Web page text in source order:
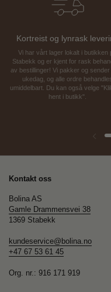
Kortreist og lynrask
Vi har vårt lager lokalt i butikken
Stabekk og er kjent for rask
av bestillinger! Vi pakker og sender
ukedag, og alle ordre
umiddelbart. Du kan også velge
hent i butikk".
Kontakt oss
Bolina AS
Gamle Drammensvei 38
1369 Stabekk
kundeservice@bolina.no
+47 67 53 61 45
Org. nr.: 916 171 919